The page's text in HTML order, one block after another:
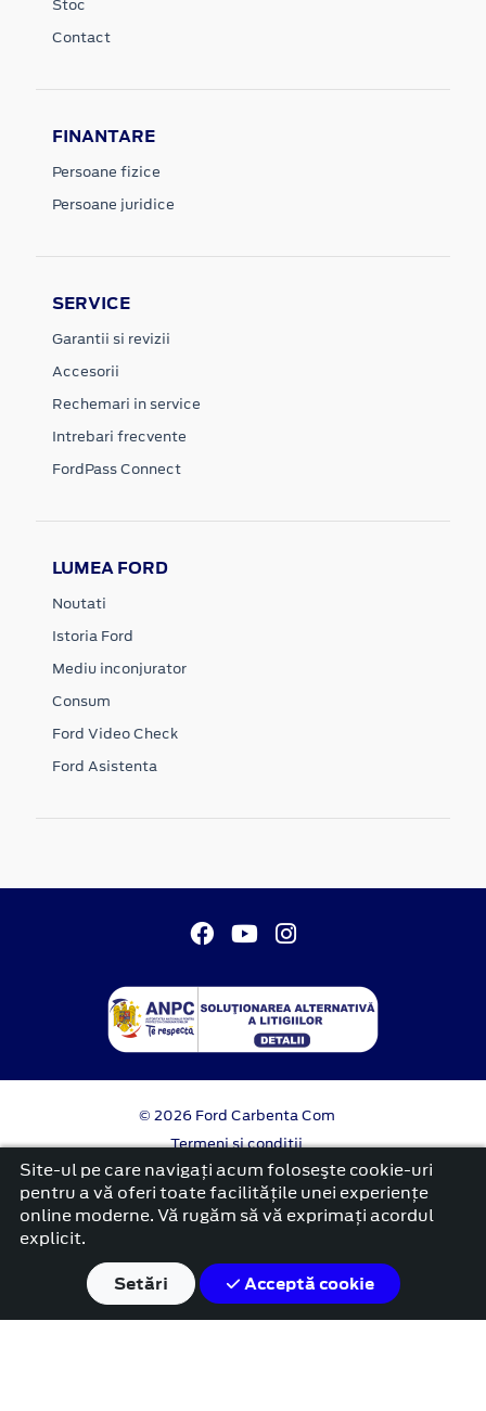
Stoc
Contact
FINANTARE
Persoane fizice
Persoane juridice
SERVICE
Garantii si revizii
Accesorii
Rechemari in service
Intrebari frecvente
FordPass Connect
LUMEA FORD
Noutati
Istoria Ford
Mediu inconjurator
Consum
Ford Video Check
Ford Asistenta
© 2026 Ford Carbenta Com
Termeni si conditii
Confidentialitate
Politica cookies
platformă dezvoltată de Workleto
Site-ul pe care navigați acum foloseşte cookie-uri
pentru a vă oferi toate facilitățile unei experiențe
online moderne. Vă rugăm să vă exprimați acordul
explicit.
Setări
Acceptă cookie